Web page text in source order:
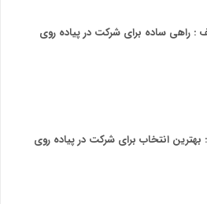
راهی ساده برای شرکت در پیاده روی
انتخاب برای شرکت در پیاده روی